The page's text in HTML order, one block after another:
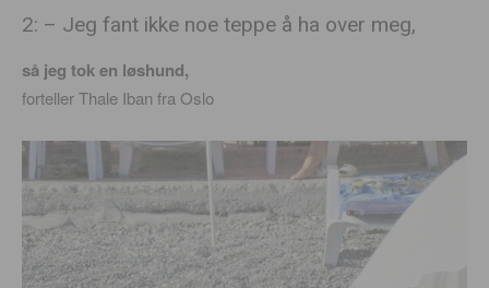
2: – Jeg fant ikke noe teppe å ha over meg,
så jeg tok en løshund,
forteller Thale Iban fra Oslo